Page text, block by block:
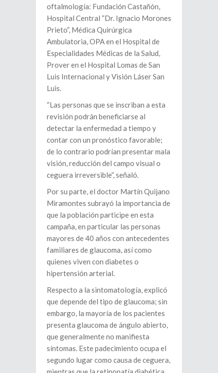
oftalmología: Fundación Castañón,
Hospital Central “Dr. Ignacio Morones
Prieto”, Médica Quirúrgica
Ambulatoria, OPA en el Hospital de
Especialidades Médicas de la Salud,
Prover en el Hospital Lomas de San
Luis Internacional y Visión Láser San
Luis.
“Las personas que se inscriban a esta
revisión podrán beneficiarse al
detectar la enfermedad a tiempo y
contar con un pronóstico favorable;
de lo contrario podrían presentar mala
visión, reducción del campo visual o
ceguera irreversible”, señaló.
Por su parte, el doctor Martín Quijano
Miramontes subrayó la importancia de
que la población participe en esta
campaña, en particular las personas
mayores de 40 años con antecedentes
familiares de glaucoma, así como
quienes viven con diabetes o
hipertensión arterial.
Respecto a la sintomatología, explicó
que depende del tipo de glaucoma; sin
embargo, la mayoría de los pacientes
presenta glaucoma de ángulo abierto,
que generalmente no manifiesta
síntomas. Este padecimiento ocupa el
segundo lugar como causa de ceguera,